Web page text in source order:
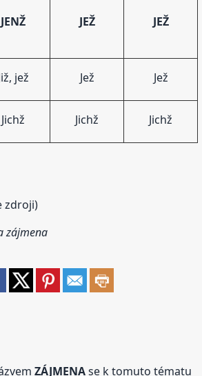
JENŽ JEŽ JEŽ
jež Jež Jež
Jichž Jichž Jichž
zdroji)
zájmena
ZÁJMENAse k tomuto tématu